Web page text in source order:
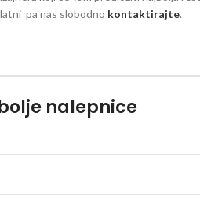
pa nas slobodno kontaktirajte.
nalepnice